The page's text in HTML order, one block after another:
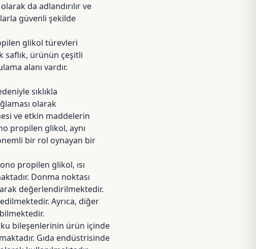
da adlandırılır ve
güvenli şekilde
glikol türevleri
saflık, ürünün çeşitli
alanı vardır.
sıklıkla
olarak
ve etkin maddelerin
propilen glikol, aynı
bir rol oynayan bir
propilen glikol, ısı
Donma noktası
değerlendirilmektedir.
Ayrıca, diğer
bileşenlerinin ürün içinde
Gıda endüstrisinde